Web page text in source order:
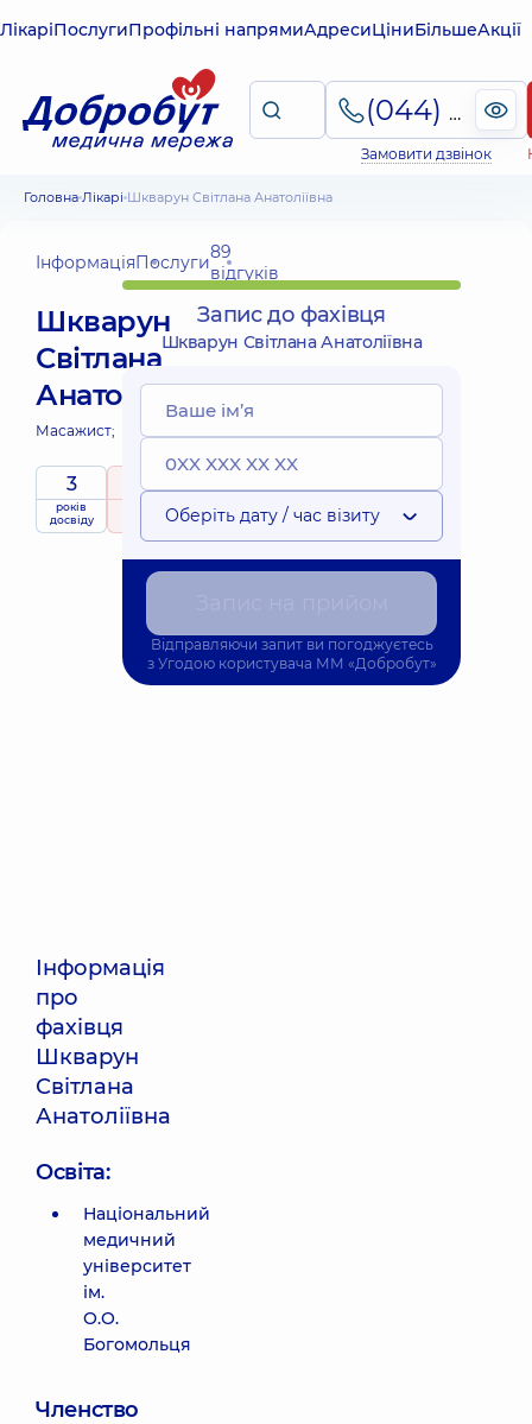
ЛікаріПослугиПрофільні напрямиАдресиЦіниБільшеАкції
(044) 495-2-888
Замовити дзвінок
Головна Лікарі Шкварун Світлана Анатоліївна
ІнформаціяПослуги89
відгуків
Шкварун
Світлана
Анатоліївна
Масажист;
3
років
досвіду
5 / 5
рейтингна підставі
89 відгуків
Інформація
про
фахівця
Шкварун
Світлана
Анатоліївна
Освіта:
Національний
медичний
університет
ім.
О.О.
Богомольця
Членство
Запис до фахівця
Шкварун Світлана Анатоліївна
Оберіть дату / час візиту
Відправляючи запит ви погоджуєтесь
з Угодою користувача ММ «Добробут»